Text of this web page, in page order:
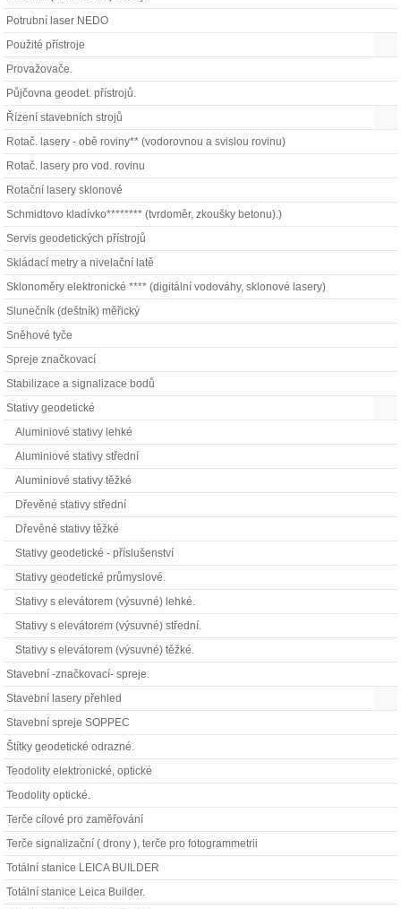
Potrubní laser NEDO
Použité přístroje
Provažovače.
Půjčovna geodet. přístrojů.
Řízení stavebních strojů
Rotač. lasery - obě roviny** (vodorovnou a svislou rovinu)
Rotač. lasery pro vod. rovinu
Rotační lasery sklonové
Schmidtovo kladívko******** (tvrdoměr, zkoušky betonu).)
Servis geodetických přístrojů
Skládací metry a nivelační latě
Sklonoměry elektronické **** (digitální vodováhy, sklonové lasery)
Slunečník (deštník) měřický
Sněhové tyče
Spreje značkovací
Stabilizace a signalizace bodů
Stativy geodetické
Aluminiové stativy lehké
Aluminiové stativy střední
Aluminiové stativy těžké
Dřevěné stativy střední
Dřevěné stativy těžké
Stativy geodetické - příslušenství
Stativy geodetické průmyslové.
Stativy s elevátorem (výsuvné) lehké.
Stativy s elevátorem (výsuvné) střední.
Stativy s elevátorem (výsuvné) těžké.
Stavební -značkovací- spreje.
Stavební lasery přehled
Stavební spreje SOPPEC
Štítky geodetické odrazné.
Teodolity elektronické, optické
Teodolity optické.
Terče cílové pro zaměřování
Terče signalizační ( drony ), terče pro fotogrammetrii
Totální stanice LEICA BUILDER
Totální stanice Leica Builder.